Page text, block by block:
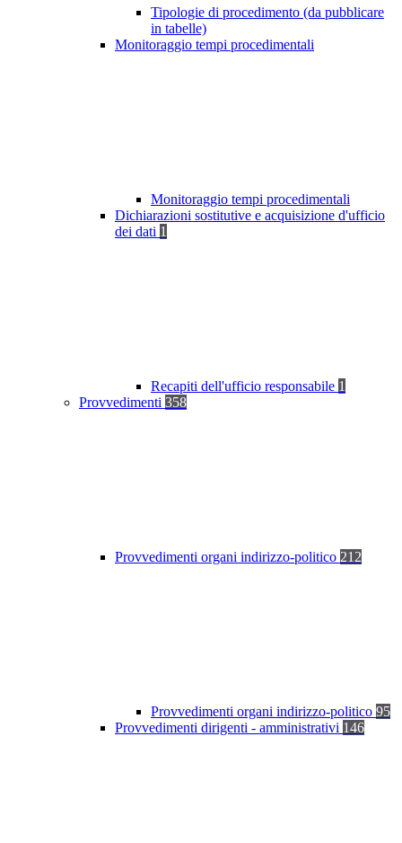
Tipologie di procedimento (da pubblicare
in tabelle)
Monitoraggio tempi procedimentali
Monitoraggio tempi procedimentali
Dichiarazioni sostitutive e acquisizione d'ufficio
dei dati 1
Recapiti dell'ufficio responsabile 1
Provvedimenti 358
Provvedimenti organi indirizzo-politico 212
Provvedimenti organi indirizzo-politico 95
Provvedimenti dirigenti - amministrativi 146